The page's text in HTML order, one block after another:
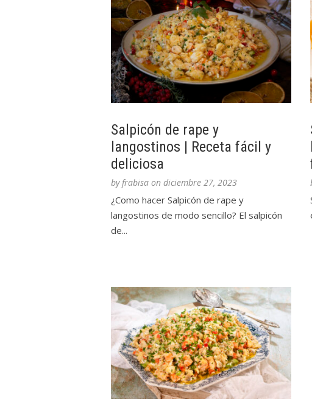
Salpicón de rape y
langostinos | Receta fácil y
deliciosa
byfrabisa on diciembre 27, 2023
¿Como hacer Salpicón de rape y
langostinos de modo sencillo? El salpicón
de...